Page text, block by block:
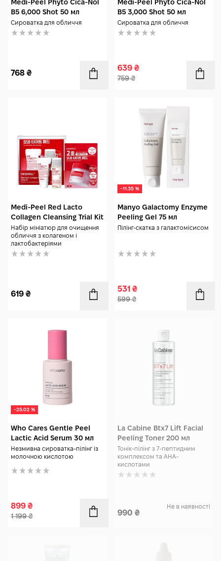
Medi-Peel Phyto Cica-Nol
B5 6,000 Shot 50 мл
Сироватка для обличчя
768 ₴
Medi-Peel Phyto Cica-Nol
B5 3,000 Shot 50 мл
Сироватка для обличчя
639 ₴
759₴
Medi-Peel Red Lacto
Collagen Cleansing Trial Kit
Набір мініатюр для очищення
обличчя з колагеном і
лактобактеріями
619 ₴
-11.35 %
Manyo Galactomy Enzyme
Peeling Gel 75 мл
Пілінг-скатка з галактомісисом
531 ₴
599₴
-25.02 %
Who Cares Gentle Peel
Lactic Acid Serum 30 мл
Незмивна сироватка-пілінг із
молочною кислотою
899 ₴
1 199₴
La Cabine Btx7 Lift Facial
Peeling Toner 200 мл
Тонік-пілінг з 7-пептидним
комплексом та АНА-
кислотами
990 ₴
Не в наявності